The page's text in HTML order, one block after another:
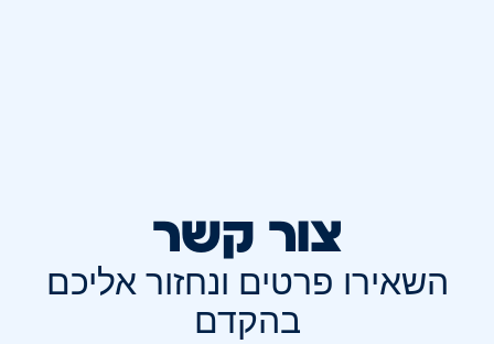
צור קשר
השאירו פרטים ונחזור אליכם
בהקדם